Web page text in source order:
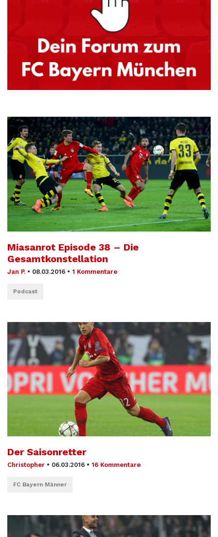
Miasanrot Episode 38 – Die
Gesamtkonstellation
Jan P. • 08.03.2016 • 1 Kommentare
Podcast
Der Saisonretter
Christopher • 06.03.2016 • 16 Kommentare
FC Bayern Männer